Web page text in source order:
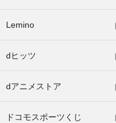
Lemino
dヒッツ
dアニメストア
ドコモスポーツくじ